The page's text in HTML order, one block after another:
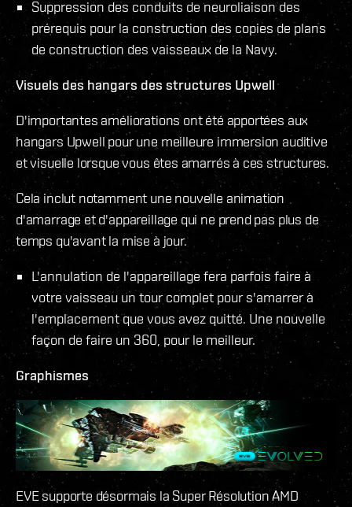
Suppression des conduits de neuroliaison des
prérequis pour la construction des copies de plans
de construction des vaisseaux de la Navy.
Visuels des hangars des structures Upwell
D'importantes améliorations ont été apportées aux
hangars Upwell pour une meilleure immersion auditive
et visuelle lorsque vous êtes amarrés à ces structures.
Cela inclut notamment une nouvelle animation
d'amarrage et d'appareillage qui ne prend pas plus de
temps qu'avant la mise à jour.
L'annulation de l'appareillage fera parfois faire à
votre vaisseau un tour complet pour s'amarrer à
l'emplacement que vous avez quitté. Une nouvelle
façon de faire un 360, pour le meilleur.
Graphismes
EVE supporte désormais la Super Résolution AMD